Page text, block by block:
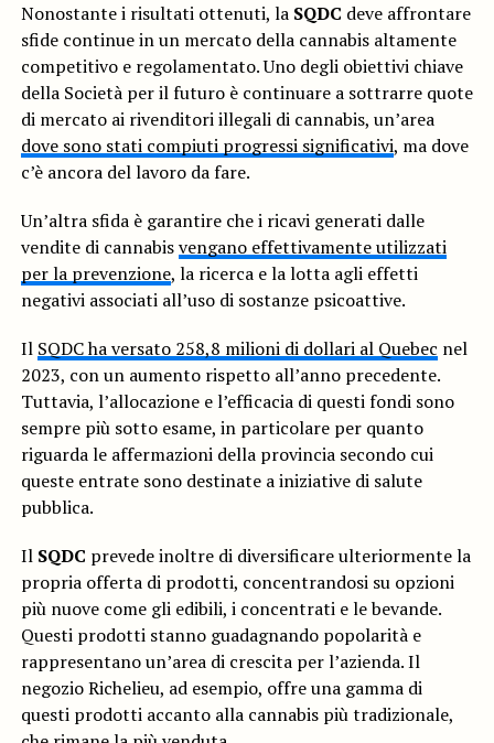
Nonostante i risultati ottenuti, la SQDC deve affrontare
sfide continue in un mercato della cannabis altamente
competitivo e regolamentato. Uno degli obiettivi chiave
della Società per il futuro è continuare a sottrarre quote
di mercato ai rivenditori illegali di cannabis, un’area
dove sono stati compiuti progressi significativi, ma dove
c’è ancora del lavoro da fare.
Un’altra sfida è garantire che i ricavi generati dalle
vendite di cannabisvengano effettivamente utilizzati
per la prevenzione, la ricerca e la lotta agli effetti
negativi associati all’uso di sostanze psicoattive.
Il SQDC ha versato 258,8 milioni di dollari al Quebec nel
2023, con un aumento rispetto all’anno precedente.
Tuttavia, l’allocazione e l’efficacia di questi fondi sono
sempre più sotto esame, in particolare per quanto
riguarda le affermazioni della provincia secondo cui
queste entrate sono destinate a iniziative di salute
pubblica.
Il SQDC prevede inoltre di diversificare ulteriormente la
propria offerta di prodotti, concentrandosi su opzioni
più nuove come gli edibili, i concentrati e le bevande.
Questi prodotti stanno guadagnando popolarità e
rappresentano un’area di crescita per l’azienda. Il
negozio Richelieu, ad esempio, offre una gamma di
questi prodotti accanto alla cannabis più tradizionale,